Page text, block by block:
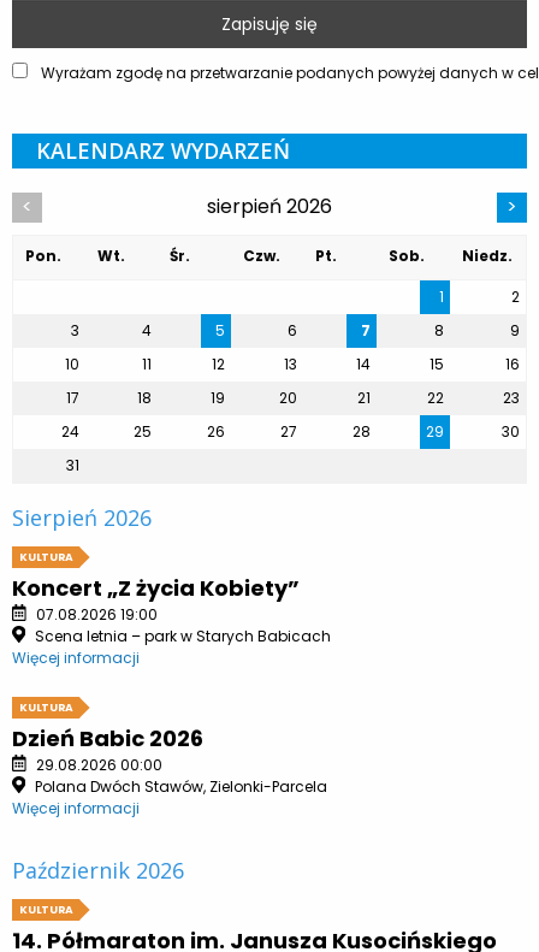
Wyrażam zgodę na przetwarzanie podanych powyżej danych w
KALENDARZ WYDARZEŃ
< sierpień 2026 >
Pon. Wt. Śr. Czw. Pt. Sob.
Niedz.
1
2
3
4 5 6 7 8
9
10
11 12 13 14 15
16
17
18 19 20 21 22
23
24
25 26 27 28 29
30
31
Sierpień 2026
KULTURA
Koncert „Z życia Kobiety”
07.08.2026 19:00
Scena letnia – park w Starych Babicach
Więcej informacji
KULTURA
Dzień Babic 2026
29.08.2026 00:00
Polana Dwóch Stawów, Zielonki-Parcela
Więcej informacji
Październik 2026
KULTURA
14. Półmaraton im. Janusza Kusocińskiego